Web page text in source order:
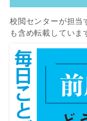
校閲センターが担当
も含め転載していま